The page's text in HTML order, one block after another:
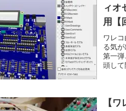
ィ
用【
ワレ
る気
第一
頭して
【